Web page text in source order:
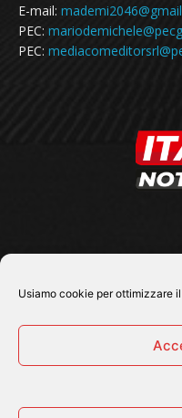
Usiamo cookie per ottimizzare
E-mail:
PEC:
PEC:
© 2026 Tutti i diritti riservati -